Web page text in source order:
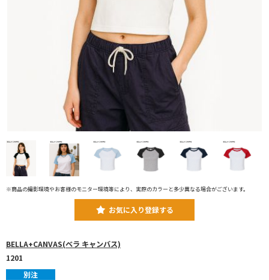
※商品の撮影環境やお客様のモニター環境等により、実際のカラーと多少異なる場合がございます。
お気に入り登録する
BELLA+CANVAS(ベラ キャンバス)
1201
別注